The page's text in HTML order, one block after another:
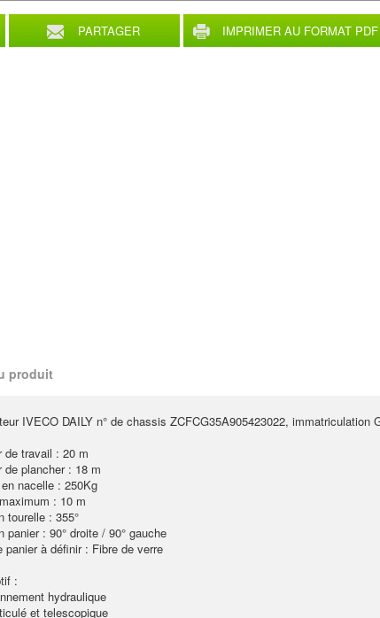
PARTAGER IMPRIMER AU FORMAT PDF
produit
IVECO DAILY n° de chassis ZCFCG35A905423022, immatriculation
de travail : 20 m
de plancher : 18 m
nacelle : 250Kg
: 10 m
tourelle : 355°
panier : 90° droite / 90° gauche
panier à définir : Fibre de verre
:
hydraulique
et telescopique